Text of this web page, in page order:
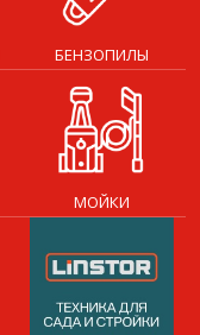
БЕНЗОПИЛЫ
МОЙКИ